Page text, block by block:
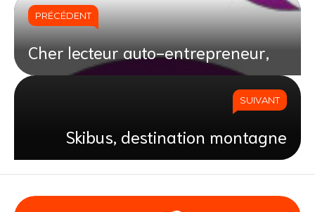
PRÉCÉDENT
Cher lecteur auto-entrepreneur,
SUIVANT
Skibus, destination montagne